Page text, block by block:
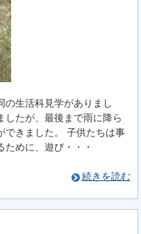
の生活科見学がありまし
したが、最後まで雨に降ら
できました。 子供たちは事
めに、遊び・・・
続きを読む